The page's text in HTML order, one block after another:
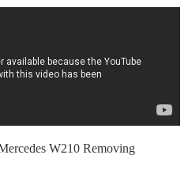
W210 Removing